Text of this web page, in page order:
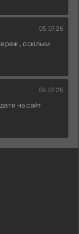
05.07.26
оскільки
04.07.26
на сайт